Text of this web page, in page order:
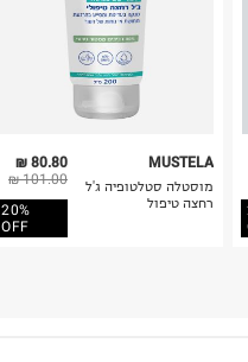
80.80 ₪
101.00 ₪
20%
OFF
MUSTELA
מוסטלה סטלטופיה ג'ל
רחצה טיפול